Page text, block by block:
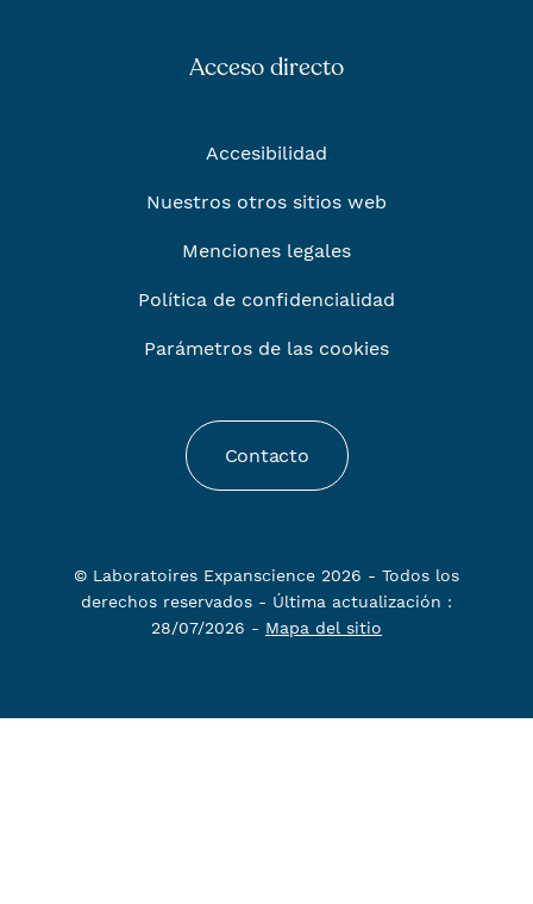
Acceso directo
Accesibilidad
Nuestros otros sitios web
Menciones legales
Política de confidencialidad
Parámetros de las cookies
Contacto
© Laboratoires Expanscience 2026 - Todos los
derechos reservados - Última actualización :
28/07/2026 - Mapa del sitio